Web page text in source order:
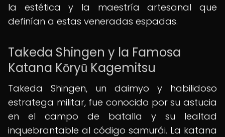
la estética y la maestría artesanal que
definían a estas veneradas espadas.
Takeda Shingen y la Famosa
Katana Kōryū Kagemitsu
Takeda Shingen, un daimyo y habilidoso
estratega militar, fue conocido por su astucia
en el campo de batalla y su lealtad
inquebrantable al código samurái. La katana